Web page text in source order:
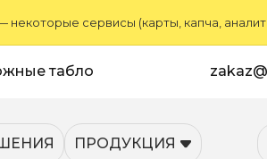
некоторые сервисы (карты, капча,
табло
ПРОДУКЦИЯ